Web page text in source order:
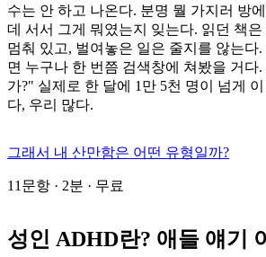
수는 안 하고 나온다. 분명 뭘 가지러 방
데 서서 그게 뭐였는지 잊는다. 읽던 책은
멈춰 있고, 벌여놓은 일은 줄지를 않는다.
면 누구나 한 번쯤 검색창에 쳐봤을 거다
가?" 실제로 한 달에 1만 5천 명이 넘게
다, 우리 많다.
그래서 내 산만함은 어떤 유형일까?
11문항 · 2분 · 무료
성인 ADHD란? 애들 얘기